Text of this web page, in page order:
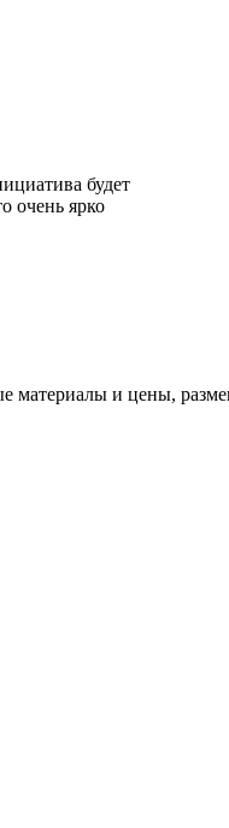
будет
очень ярко
и цены,